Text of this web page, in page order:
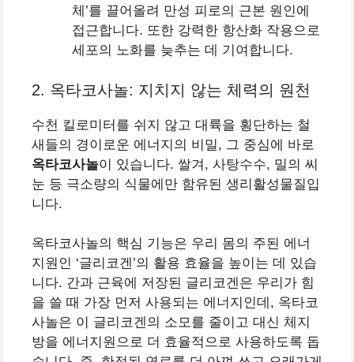
체’를 끌어올려 만성 피로의 근본 원인에
접근합니다. 또한 강력한 항산화 작용으로
세포의 노화를 늦추는 데 기여합니다.
2. 옥타코사놀: 지치지 않는 체력의 원천
수천 킬로미터를 쉬지 않고 대륙을 횡단하는 철
새들의 경이로운 에너지의 비밀, 그 중심에 바로
옥타코사놀이 있습니다. 쌀겨, 사탕수수, 밀의 씨
눈 등 극소량의 식물에만 함유된 생리활성물질입
니다.
옥타코사놀의 핵심 기능은 우리 몸의 주된 에너
지원인 ‘글리코겐’의 활용 효율을 높이는 데 있습
니다. 간과 근육에 저장된 글리코겐은 우리가 힘
을 쓸 때 가장 먼저 사용되는 에너지인데, 옥타코
사놀은 이 글리코겐의 소모를 줄이고 대신 체지
방을 에너지원으로 더 효율적으로 사용하도록 돕